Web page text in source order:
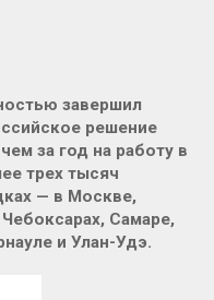
завершил
решение
за год на работу в
трех тысяч
— в Москве,
Самаре,
и Улан-Удэ.